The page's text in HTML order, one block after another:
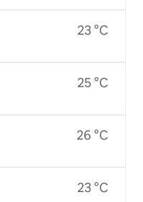
23 °C
25 °C
26 °C
23 °C